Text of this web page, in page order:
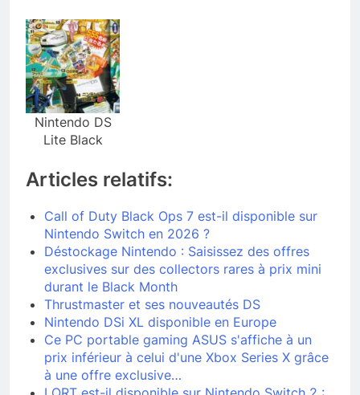
Nintendo DS
Lite Black
Articles relatifs:
Call of Duty Black Ops 7 est-il disponible sur
Nintendo Switch en 2026 ?
Déstockage Nintendo : Saisissez des offres
exclusives sur des collectors rares à prix mini
durant le Black Month
Thrustmaster et ses nouveautés DS
Nintendo DSi XL disponible en Europe
Ce PC portable gaming ASUS s'affiche à un
prix inférieur à celui d'une Xbox Series X grâce
à une offre exclusive…